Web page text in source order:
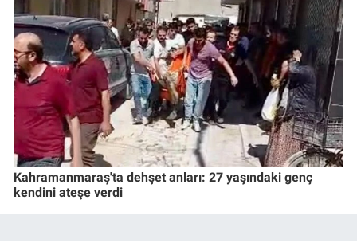
Kahramanmaraş'ta dehşet anları: 27 yaşındaki genç
kendini ateşe verdi